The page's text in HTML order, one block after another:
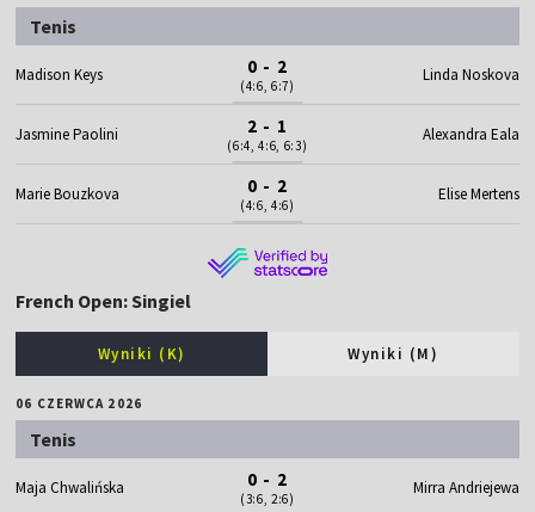
Tenis
Madison Keys 0 - 2
(4:6, 6:7)
Linda Noskova
Jasmine Paolini 2 - 1
(6:4, 4:6, 6:3)
Alexandra Eala
Marie Bouzkova 0 - 2
(4:6, 4:6)
Elise Mertens
French Open: Singiel
Wyniki (K) Wyniki (M)
06 CZERWCA 2026
Tenis
Maja Chwalińska 0 - 2
(3:6, 2:6)
Mirra Andriejewa